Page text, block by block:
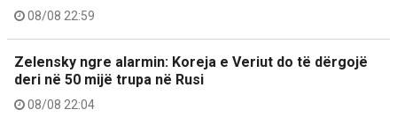
08/08 22:59
Zelensky ngre alarmin: Koreja e Veriut do të dërgojë
deri në 50 mijë trupa në Rusi
08/08 22:04